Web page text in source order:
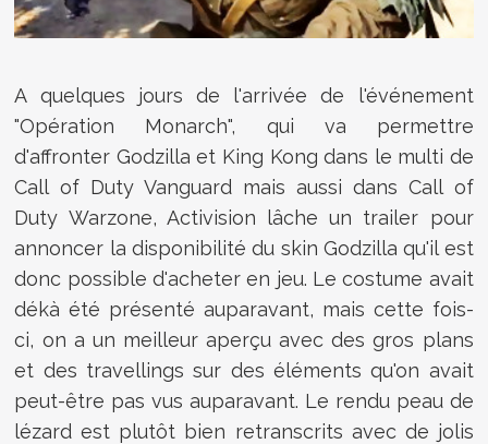
A quelques jours de l'arrivée de l'événement
"Opération Monarch", qui va permettre
d'affronter Godzilla et King Kong dans le multi de
Call of Duty Vanguard mais aussi dans Call of
Duty Warzone, Activision lâche un trailer pour
annoncer la disponibilité du skin Godzilla qu'il est
donc possible d'acheter en jeu. Le costume avait
dékà été présenté auparavant, mais cette fois-
ci, on a un meilleur aperçu avec des gros plans
et des travellings sur des éléments qu'on avait
peut-être pas vus auparavant. Le rendu peau de
lézard est plutôt bien retranscrits avec de jolis